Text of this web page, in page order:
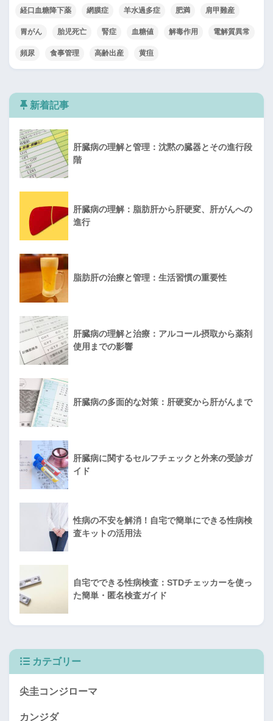
経口血糖降下薬 網膜症 羊水過多症 肥満 肩甲難産
胃がん 胎児死亡 腎症 血糖値 解毒作用 電解質異常
頻尿 食事管理 高齢出産 黄疸
新着記事
肝臓病の理解と管理：沈黙の臓器とその進行段
階
肝臓病の理解：脂肪肝から肝硬変、肝がんへの
進行
脂肪肝の治療と管理：生活習慣の重要性
肝臓病の理解と治療：アルコール摂取から薬剤
使用までの影響
肝臓病の多面的な対策：肝硬変から肝がんまで
肝臓病に関するセルフチェックと外来の受診ガ
イド
性病の不安を解消！自宅で簡単にできる性病検
査キットの活用法
自宅でできる性病検査：STDチェッカーを使っ
た簡単・匿名検査ガイド
カテゴリー
尖圭コンジローマ
カンジダ